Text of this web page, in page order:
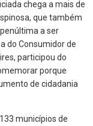
chega a mais de
que também
a ser
do Consumidor de
participou do
porque
de cidadania
municípios de